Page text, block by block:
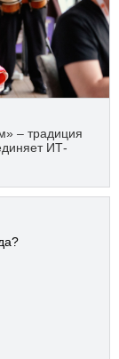
– традиция
ИТ-